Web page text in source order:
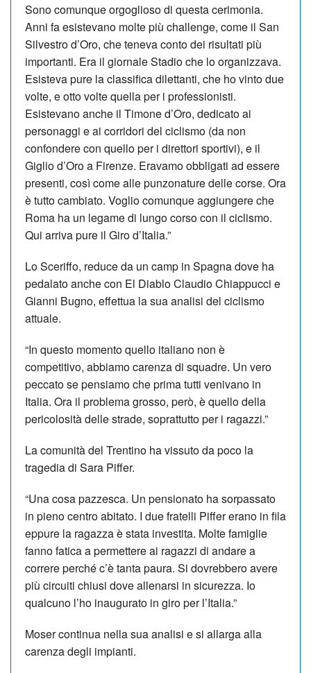
Sono comunque orgoglioso di questa cerimonia.
Anni fa esistevano molte più challenge, come il San
Silvestro d’Oro, che teneva conto dei risultati più
importanti. Era il giornale Stadio che lo organizzava.
Esisteva pure la classifica dilettanti, che ho vinto due
volte, e otto volte quella per i professionisti.
Esistevano anche il Timone d’Oro, dedicato ai
personaggi e ai corridori del ciclismo (da non
confondere con quello per i direttori sportivi), e il
Giglio d’Oro a Firenze. Eravamo obbligati ad essere
presenti, così come alle punzonature delle corse. Ora
è tutto cambiato. Voglio comunque aggiungere che
Roma ha un legame di lungo corso con il ciclismo.
Qui arriva pure il Giro d’Italia.”
Lo Sceriffo, reduce da un camp in Spagna dove ha
pedalato anche con El Diablo Claudio Chiappucci e
Gianni Bugno, effettua la sua analisi del ciclismo
attuale.
“In questo momento quello italiano non è
competitivo, abbiamo carenza di squadre. Un vero
peccato se pensiamo che prima tutti venivano in
Italia. Ora il problema grosso, però, è quello della
pericolosità delle strade, soprattutto per i ragazzi.”
La comunità del Trentino ha vissuto da poco la
tragedia di Sara Piffer.
“Una cosa pazzesca. Un pensionato ha sorpassato
in pieno centro abitato. I due fratelli Piffer erano in fila
eppure la ragazza è stata investita. Molte famiglie
fanno fatica a permettere ai ragazzi di andare a
correre perché c’è tanta paura. Si dovrebbero avere
più circuiti chiusi dove allenarsi in sicurezza. Io
qualcuno l’ho inaugurato in giro per l’Italia.”
Moser continua nella sua analisi e si allarga alla
carenza degli impianti.